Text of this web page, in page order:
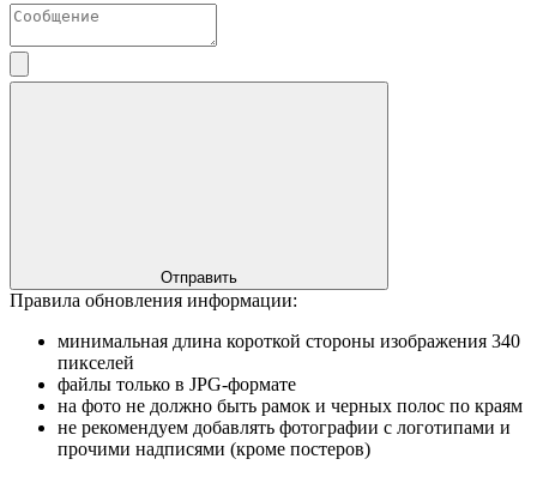
Отправить
Правила обновления информации:
минимальная длина короткой стороны изображения 340
пикселей
файлы только в JPG-формате
на фото не должно быть рамок и черных полос по краям
не рекомендуем добавлять фотографии с логотипами и
прочими надписями (кроме постеров)